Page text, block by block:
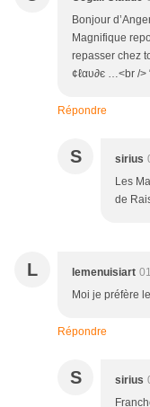
Bonjour
Magnifique
repasser chez
¢ℓαυ∂є …<br />
Répondre
S sirius
Les
de
L lemenuisiart
Moi je préfère
Répondre
S sirius